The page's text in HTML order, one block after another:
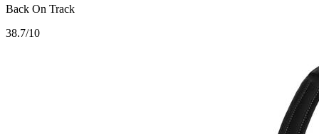
Back On Track
38.7/10